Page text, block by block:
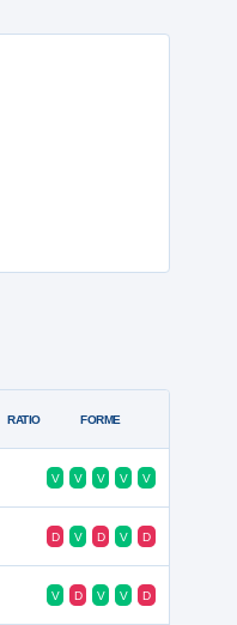
RATIO FORME
V V V V V
D V D V D
V D V V D